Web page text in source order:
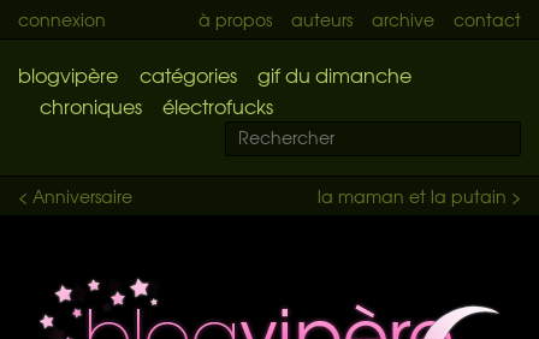
connexion à propos auteurs archive contact
blogvipère catégories
gif du dimanche
chroniques
électrofucks
la maman et la putain >
< Anniversaire